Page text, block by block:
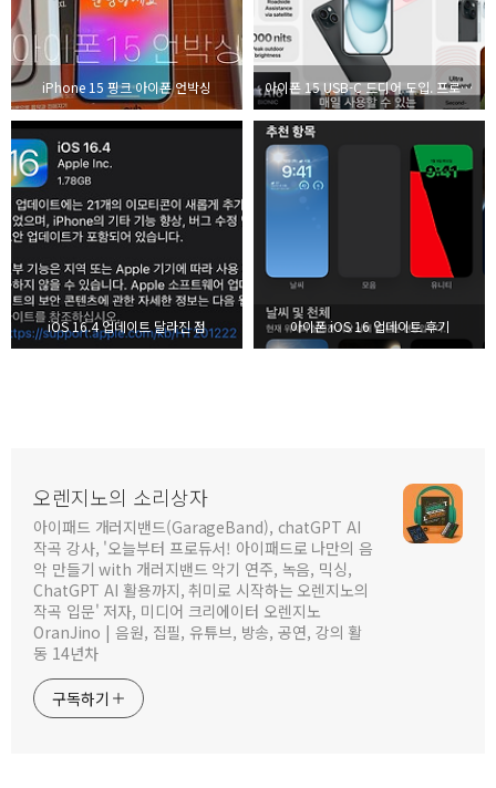
iPhone 15 핑크 아이폰 언박싱 아이폰 15 USB-C 드디어 도입. 프로, 프로맥스 가격은?
iOS 16.4 업데이트 달라진 점 아이폰 iOS 16 업데이트 후기
오렌지노의 소리상자
아이패드 개러지밴드(GarageBand), chatGPT AI
작곡 강사, '오늘부터 프로듀서! 아이패드로 나만의 음
악 만들기 with 개러지밴드 악기 연주, 녹음, 믹싱,
ChatGPT AI 활용까지, 취미로 시작하는 오렌지노의
작곡 입문' 저자, 미디어 크리에이터 오렌지노
OranJino | 음원, 집필, 유튜브, 방송, 공연, 강의 활
동 14년차
구독하기